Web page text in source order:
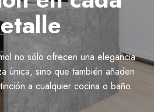
no sólo ofrecen una elegancia
única, sino que también añaden
a cualquier cocina o baño.